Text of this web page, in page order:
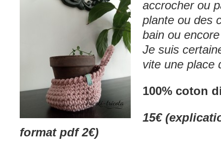
accrocher ou
plante ou des
bain ou
Je suis
vite une place
100% coton
15€
format pdf 2€)